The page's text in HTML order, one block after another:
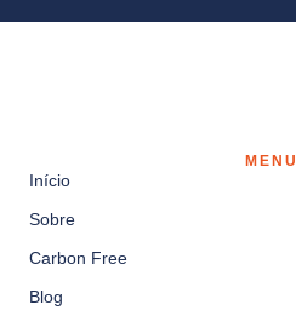
MENU
Início
Sobre
Carbon Free
Blog